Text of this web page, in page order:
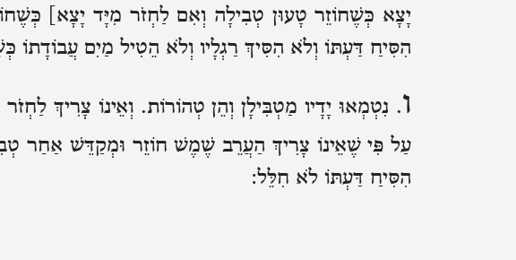
יָצָא כְּשֶׁחוֹזֵר טָעוּן טְבִילָה וְאִם לַחְזֹר מִיָּד יָצָא]
הִסִּיחַ דַּעְתּוֹ וְלֹא הִסִּיךְ רַגְלָיו וְלֹא הֵטִיל מַיִם עֲבוֹדָתוֹ
ו. נִטְמְאוּ יָדָיו מַטְבִּילָן וְהֵן טְהוֹרוֹת. וְאֵינוֹ צָרִיךְ
עַל פִּי שֶׁאֵינוֹ צָרִיךְ הַעֲרֵב שֶׁמֶשׁ חוֹזֵר וּמְקַדֵּשׁ אַחַר
הִסִּיחַ דַּעְתּוֹ לֹא חִלֵּל: